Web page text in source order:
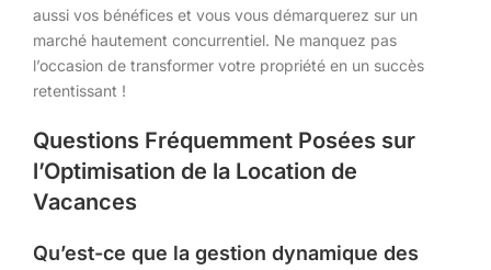
aussi vos bénéfices et vous vous démarquerez sur un
marché hautement concurrentiel. Ne manquez pas
l’occasion de transformer votre propriété en un succès
retentissant !
Questions Fréquemment Posées sur
l’Optimisation de la Location de
Vacances
Qu’est-ce que la gestion dynamique des